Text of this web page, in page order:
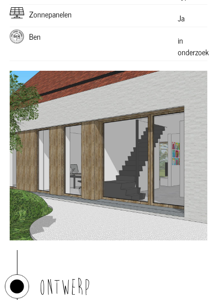
Zonnepanelen
Ja
Ben
in
onderzoek
Ontwerp